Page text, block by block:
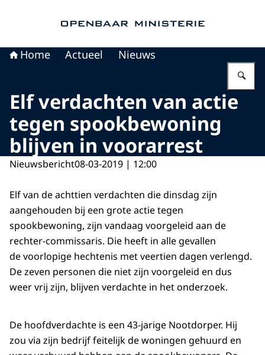
Home Actueel Nieuws
Elf verdachten van actie
tegen spookbewoning
blijven in voorarrest
Nieuwsbericht08-03-2019 | 12:00
Elf van de achttien verdachten die dinsdag zijn
aangehouden bij een grote actie tegen
spookbewoning, zijn vandaag voorgeleid aan de
rechter-commissaris. Die heeft in alle gevallen
de voorlopige hechtenis met veertien dagen verlengd.
De zeven personen die niet zijn voorgeleid en dus
weer vrij zijn, blijven verdachte in het onderzoek.
De hoofdverdachte is een 43-jarige Nootdorper. Hij
zou via zijn bedrijf feitelijk de woningen gehuurd en